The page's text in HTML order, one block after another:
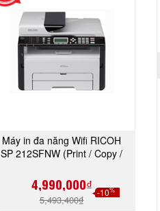
Máy in đa năng Wifi RICOH
SP 212SFNW (Print / Copy /
4,990,000₫
5,493,400₫
-10%
MUA NGAY